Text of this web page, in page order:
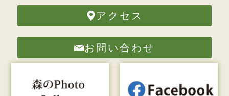
アクセス
お問い合わせ